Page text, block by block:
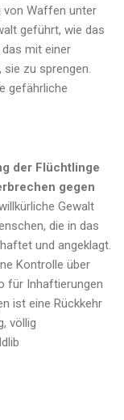
von Waffen unter
geführt, wie das
mit einer
sie zu sprengen.
gefährliche
der Flüchtlinge
gegen
Gewalt
die in das
und angeklagt.
Kontrolle über
für Inhaftierungen
ist eine Rückkehr
völlig